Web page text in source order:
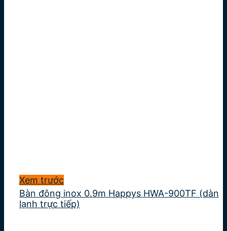
Xem trước
Bàn đông inox 0.9m Happys HWA-900TF (dàn
lạnh trực tiếp)